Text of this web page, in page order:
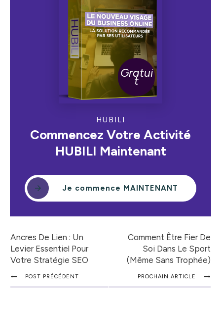
HUBILI
Commencez Votre Activité
HUBILI Maintenant
Je commence MAINTENANT
Gratui
t
Ancres De Lien : Un
Levier Essentiel Pour
Votre Stratégie SEO
Comment Être Fier De
Soi Dans Le Sport
(même Sans Trophée)
POST PRÉCÉDENT PROCHAIN ARTICLE